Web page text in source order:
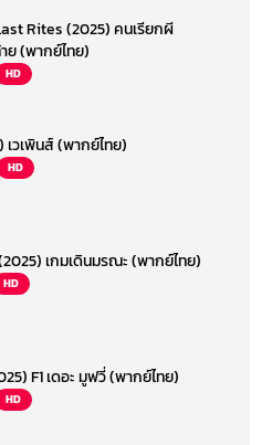
Rites (2025) คนเรียกผี
(พากย์ไทย)
HD
วเพินส์ (พากย์ไทย)
HD
เกมเดินมรณะ (พากย์ไทย)
HD
F1 เดอะ มูฟวี่ (พากย์ไทย)
HD